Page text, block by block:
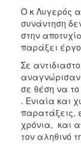
Ο κ Λυγερός
συνάντηση
στην
παράξει
Σε
αναγνώρισαν
σε θέση να
. Ενιαία και
παρατάξεις,
χρόνια, και
τον αληθινό